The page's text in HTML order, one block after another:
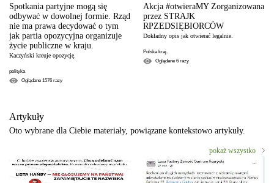
Spotkania partyjne mogą się
odbywać w dowolnej formie. Rząd
nie ma prawa decydować o tym
jak partia opozycyjna organizuje
życie publiczne w kraju.
Kaczyński kreuje opozycję.
polityka
Oglądane 1576 razy
Akcja #otwieraMY Zorganizowana
przez STRAJK
RPZEDSIĘBIORCÓW
Dokładny opis jak otwierać legalnie.
Polska kraj.
Oglądane 6 razy
Artykuły
Oto wybrane dla Ciebie materiały, powiązane kontekstowo artykuły.
pokaż wszystko